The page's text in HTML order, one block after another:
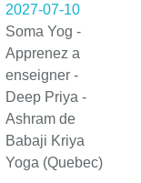
2027-07-10
Soma Yog -
Apprenez a
enseigner -
Deep Priya -
Ashram de
Babaji Kriya
Yoga (Quebec)